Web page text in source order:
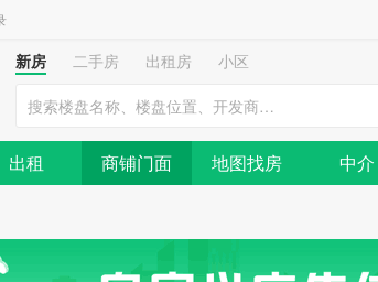
新房 二手房 出租房
小区
出租 商铺门面 地图找房 中介